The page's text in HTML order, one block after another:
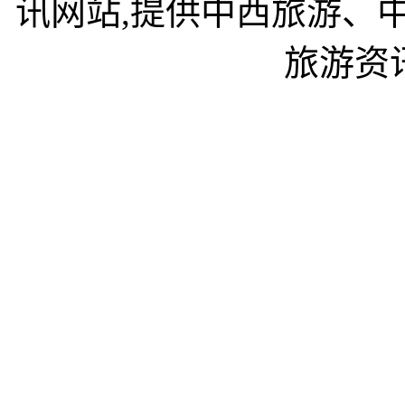
讯网站,提供中西旅游、
旅游资